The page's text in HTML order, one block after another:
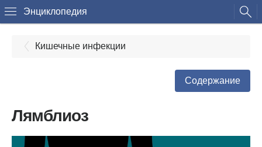
Энциклопедия
Кишечные инфекции
Содержание
Лямблиоз